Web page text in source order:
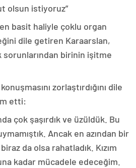
olsun istiyoruz”
basit haliyle çoklu organ
dile getiren Karaarslan,
sorunlarından birinin işitme
zorlaştırdığını dile
etti:
çok şaşırdık ve üzüldük. Bu
Ancak en azından bir
da olsa rahatladık. Kızım
kadar mücadele edeceğim.